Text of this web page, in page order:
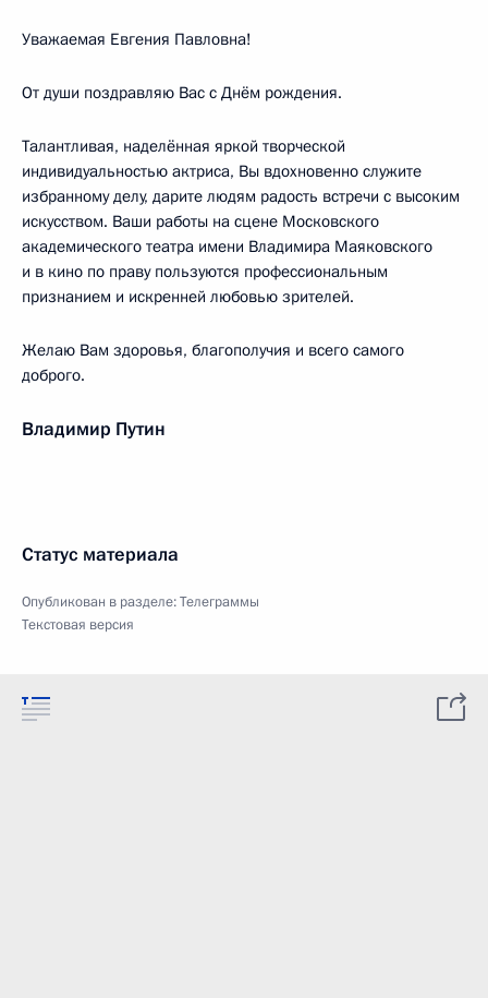
Уважаемая Евгения Павловна!
От души поздравляю Вас с Днём рождения.
Талантливая, наделённая яркой творческой
индивидуальностью актриса, Вы вдохновенно служите
избранному делу, дарите людям радость встречи с высоким
искусством. Ваши работы на сцене Московского
академического театра имени Владимира Маяковского
и в кино по праву пользуются профессиональным
признанием и искренней любовью зрителей.
Желаю Вам здоровья, благополучия и всего самого
доброго.
Владимир Путин
Статус материала
Опубликован в разделе:Телеграммы
Текстовая версия